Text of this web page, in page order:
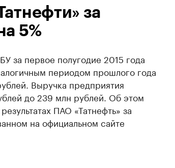
за
5%
за первое полугодие 2015 года
периодом прошлого года
Выручка предприятия
до 239 млн рублей. Об этом
ПАО «Татнефть» за
на официальном сайте